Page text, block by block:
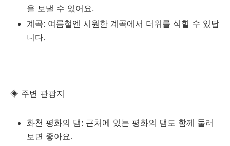
을 보낼 수 있어요.
계곡: 여름철엔 시원한 계곡에서 더위를 식힐 수 있답
니다.
◈ 주변 관광지
화천 평화의 댐: 근처에 있는 평화의 댐도 함께 둘러
보면 좋아요.